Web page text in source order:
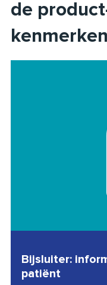
de
kenmerken
Bijsluiter:
patiënt